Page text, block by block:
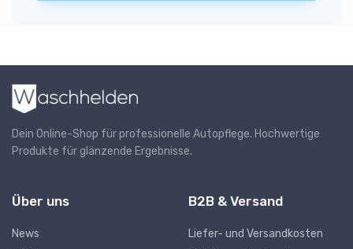
Dein Online-Shop für professionelle Autopflege. Hochwertige
Produkte für glänzende Ergebnisse.
Über uns
News
B2B & Versand
Liefer- und Versandkosten